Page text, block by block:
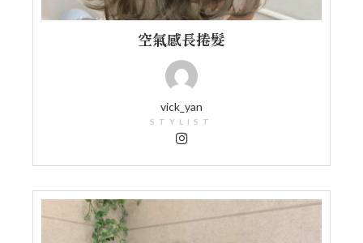
空氣感長捲髮
vick_yan
STYLIST